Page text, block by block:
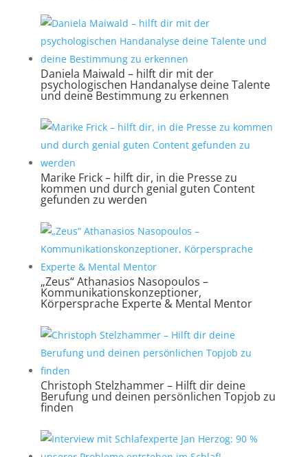
Daniela Maiwald – hilft dir mit der
psychologischen Handanalyse deine Talente
und deine Bestimmung zu erkennen
Marike Frick – hilft dir, in die Presse zu
kommen und durch genial guten Content
gefunden zu werden
„Zeus“ Athanasios Nasopoulos –
Kommunikationskonzeptioner,
Körpersprache Experte & Mental Mentor
Christoph Stelzhammer – Hilft dir deine
Berufung und deinen persönlichen Topjob zu
finden